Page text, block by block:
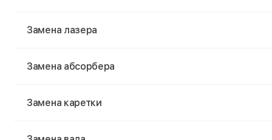
Замена лазера
Замена абсорбера
Замена каретки